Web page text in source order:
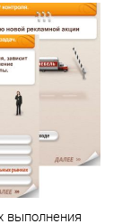
выполнения